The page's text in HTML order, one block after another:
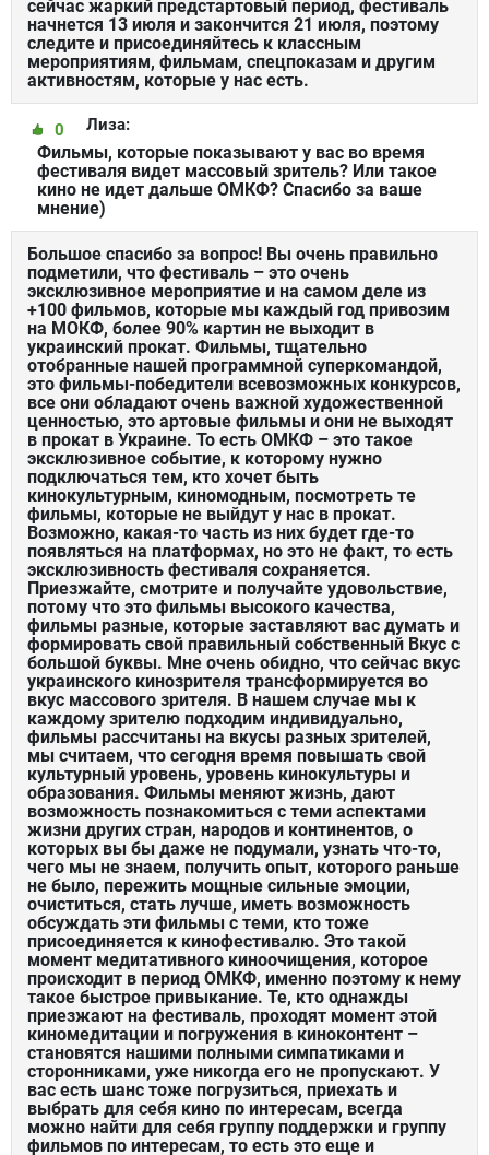
сейчас жаркий предстартовый период, фестиваль
начнется 13 июля и закончится 21 июля, поэтому
следите и присоединяйтесь к классным
мероприятиям, фильмам, спецпоказам и другим
активностям, которые у нас есть.
Лиза:
0
Фильмы, которые показывают у вас во время
фестиваля видет массовый зритель? Или такое
кино не идет дальше ОМКФ? Спасибо за ваше
мнение)
Большое спасибо за вопрос! Вы очень правильно
подметили, что фестиваль – это очень
эксклюзивное мероприятие и на самом деле из
+100 фильмов, которые мы каждый год привозим
на МОКФ, более 90% картин не выходит в
украинский прокат. Фильмы, тщательно
отобранные нашей программной суперкомандой,
это фильмы-победители всевозможных конкурсов,
все они обладают очень важной художественной
ценностью, это артовые фильмы и они не выходят
в прокат в Украине. То есть ОМКФ – это такое
эксклюзивное событие, к которому нужно
подключаться тем, кто хочет быть
кинокультурным, киномодным, посмотреть те
фильмы, которые не выйдут у нас в прокат.
Возможно, какая-то часть из них будет где-то
появляться на платформах, но это не факт, то есть
эксклюзивность фестиваля сохраняется.
Приезжайте, смотрите и получайте удовольствие,
потому что это фильмы высокого качества,
фильмы разные, которые заставляют вас думать и
формировать свой правильный собственный Вкус с
большой буквы. Мне очень обидно, что сейчас вкус
украинского кинозрителя трансформируется во
вкус массового зрителя. В нашем случае мы к
каждому зрителю подходим индивидуально,
фильмы рассчитаны на вкусы разных зрителей,
мы считаем, что сегодня время повышать свой
культурный уровень, уровень кинокультуры и
образования. Фильмы меняют жизнь, дают
возможность познакомиться с теми аспектами
жизни других стран, народов и континентов, о
которых вы бы даже не подумали, узнать что-то,
чего мы не знаем, получить опыт, которого раньше
не было, пережить мощные сильные эмоции,
очиститься, стать лучше, иметь возможность
обсуждать эти фильмы с теми, кто тоже
присоединяется к кинофестивалю. Это такой
момент медитативного киноочищения, которое
происходит в период ОМКФ, именно поэтому к нему
такое быстрое привыкание. Те, кто однажды
приезжают на фестиваль, проходят момент этой
киномедитации и погружения в киноконтент –
становятся нашими полными симпатиками и
сторонниками, уже никогда его не пропускают. У
вас есть шанс тоже погрузиться, приехать и
выбрать для себя кино по интересам, всегда
можно найти для себя группу поддержки и группу
фильмов по интересам, то есть это еще и